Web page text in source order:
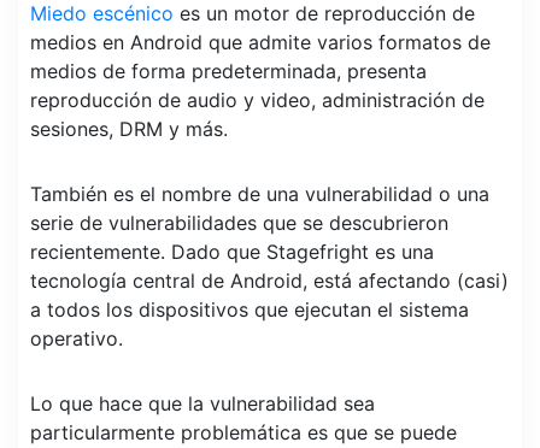
Miedo escénico es un motor de reproducción de
medios en Android que admite varios formatos de
medios de forma predeterminada, presenta
reproducción de audio y video, administración de
sesiones, DRM y más.
También es el nombre de una vulnerabilidad o una
serie de vulnerabilidades que se descubrieron
recientemente. Dado que Stagefright es una
tecnología central de Android, está afectando (casi)
a todos los dispositivos que ejecutan el sistema
operativo.
Lo que hace que la vulnerabilidad sea
particularmente problemática es que se puede